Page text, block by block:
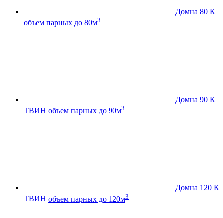
Домна 80 К
объем парных до 80м3
Домна 90 К
ТВИН объем парных до 90м3
Домна 120 К
ТВИН объем парных до 120м3